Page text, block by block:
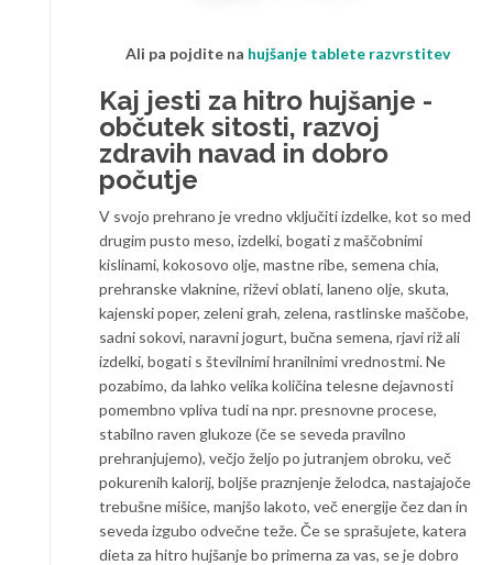
Ali pa pojdite na hujšanje tablete razvrstitev
Kaj jesti za hitro hujšanje -
občutek sitosti, razvoj
zdravih navad in dobro
počutje
V svojo prehrano je vredno vključiti izdelke, kot so med
drugim pusto meso, izdelki, bogati z maščobnimi
kislinami, kokosovo olje, mastne ribe, semena chia,
prehranske vlaknine, riževi oblati, laneno olje, skuta,
kajenski poper, zeleni grah, zelena, rastlinske maščobe,
sadni sokovi, naravni jogurt, bučna semena, rjavi riž ali
izdelki, bogati s številnimi hranilnimi vrednostmi. Ne
pozabimo, da lahko velika količina telesne dejavnosti
pomembno vpliva tudi na npr. presnovne procese,
stabilno raven glukoze (če se seveda pravilno
prehranjujemo), večjo željo po jutranjem obroku, več
pokurenih kalorij, boljše praznjenje želodca, nastajajoče
trebušne mišice, manjšo lakoto, več energije čez dan in
seveda izgubo odvečne teže. Če se sprašujete, katera
dieta za hitro hujšanje bo primerna za vas, se je dobro